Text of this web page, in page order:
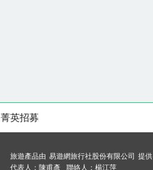
菁英招募
旅遊產品由 易遊網旅行社股份有限公司 提供
代表人：陳甫彥 聯絡人：楊江萍